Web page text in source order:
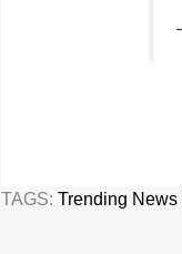
TAGS: Trending News